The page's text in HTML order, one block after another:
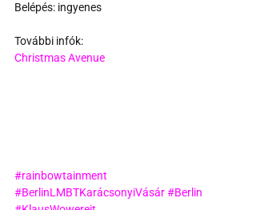
Belépés: ingyenes
További infók:
Christmas Avenue
#rainbowtainment
#BerlinLMBTKarácsonyiVásár#Berlin